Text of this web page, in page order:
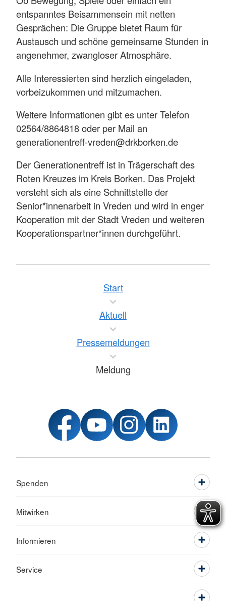
entspanntes Beisammensein mit netten
Gesprächen: Die Gruppe bietet Raum für
Austausch und schöne gemeinsame Stunden in
angenehmer, zwangloser Atmosphäre.
Alle Interessierten sind herzlich eingeladen,
vorbeizukommen und mitzumachen.
Weitere Informationen gibt es unter Telefon
02564/8864818 oder per Mail an
generationentreff-vreden@drkborken.de
Der Generationentreff ist in Trägerschaft des
Roten Kreuzes im Kreis Borken. Das Projekt
versteht sich als eine Schnittstelle der
Senior*innenarbeit in Vreden und wird in enger
Kooperation mit der Stadt Vreden und weiteren
Kooperationspartner*innen durchgeführt.
Start
Aktuell
Pressemeldungen
Meldung
Spenden
Mitwirken
Informieren
Service